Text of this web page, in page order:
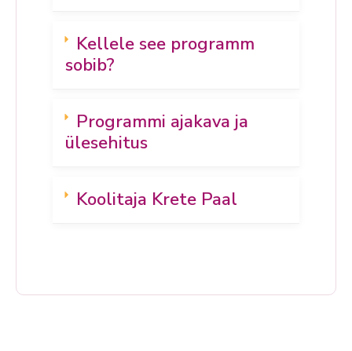
Kellele see programm
sobib?
Programmi ajakava ja
ülesehitus
Koolitaja Krete Paal